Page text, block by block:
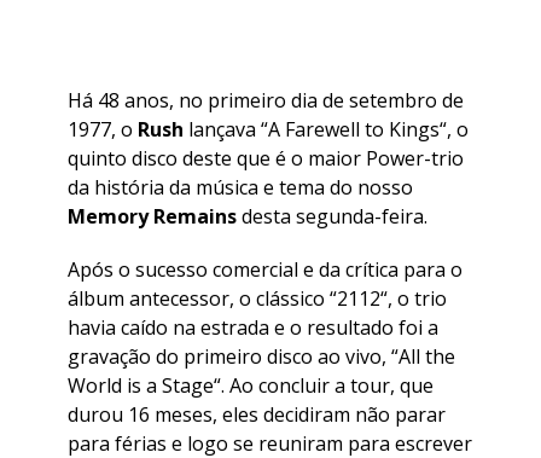
Há 48 anos, no primeiro dia de setembro de
1977, o Rush lançava “A Farewell to Kings“, o
quinto disco deste que é o maior Power-trio
da história da música e tema do nosso
Memory Remainsdesta segunda-feira.
Após o sucesso comercial e da crítica para o
álbum antecessor, o clássico “2112“, o trio
havia caído na estrada e o resultado foi a
gravação do primeiro disco ao vivo, “All the
World is a Stage“. Ao concluir a tour, que
durou 16 meses, eles decidiram não parar
para férias e logo se reuniram para escrever